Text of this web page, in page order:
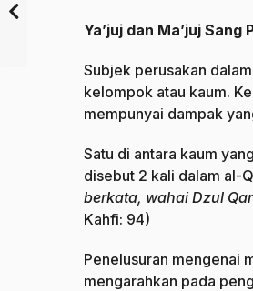
Ya’juj dan Ma’juj Sang
Subjek perusakan
kelompok atau kaum.
mempunyai dampak
Satu di antara kaum
disebut 2 kali dalam al-
berkata, wahai Dzul
Kahfi: 94)
Penelusuran mengenai
mengarahkan pada